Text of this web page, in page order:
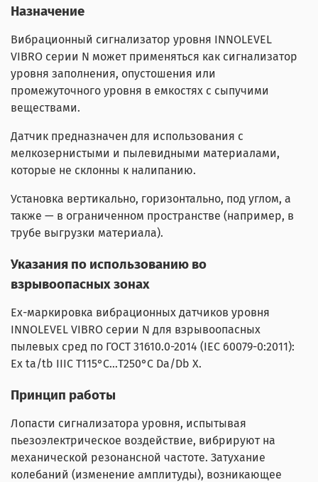
Назначение
Вибрационный сигнализатор уровня INNOLEVEL
VIBRO серии N может применяться как сигнализатор
уровня заполнения, опустошения или
промежуточного уровня в емкостях с сыпучими
веществами.
Датчик предназначен для использования с
мелкозернистыми и пылевидными материалами,
которые не склонны к налипанию.
Установка вертикально, горизонтально, под углом, а
также — в ограниченном пространстве (например, в
трубе выгрузки материала).
Указания по использованию во
взрывоопасных зонах
Ех-маркировка вибрационных датчиков уровня
INNOLEVEL VIBRO серии N для взрывоопасных
пылевых сред по ГОСТ 31610.0-2014 (IEC 60079-0:2011):
Ex ta/tb IIIC Т115°C...Т250°C Da/Db X.
Принцип работы
Лопасти сигнализатора уровня, испытывая
пьезоэлектрическое воздействие, вибрируют на
механической резонансной частоте. Затухание
колебаний (изменение амплитуды), возникающее